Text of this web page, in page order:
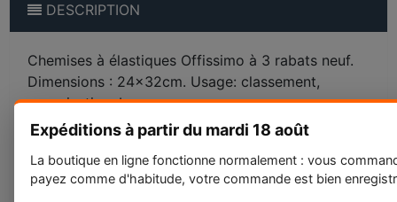
Expéditions à partir du mardi 18 août
La boutique en ligne fonctionne normalement : vous
payez comme d'habitude, votre commande est bien
DESCRIPTION
Chemises à élastiques Offissimo à 3 rabats neuf.
Dimensions : 24x32cm. Usage: classement,
organisation, bureau.
Poids du colis : 0,28 Kg
Etat : Neuf